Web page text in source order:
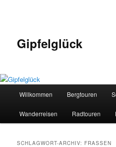
Gipfelglück
Willkommen Bergtouren
Wanderreisen Radtouren
SCHLAGWORT-ARCHIV: FRASSEN